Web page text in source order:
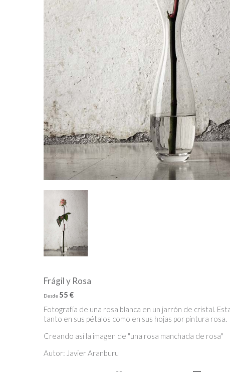
Frágil y Rosa
Desde 55 €
Fotografía de una rosa blanca en un jarrón de cristal.
tanto en sus pétalos como en sus hojas por pintura rosa.
Creando así la imagen de "una rosa manchada de rosa"
Autor: Javier Aranburu